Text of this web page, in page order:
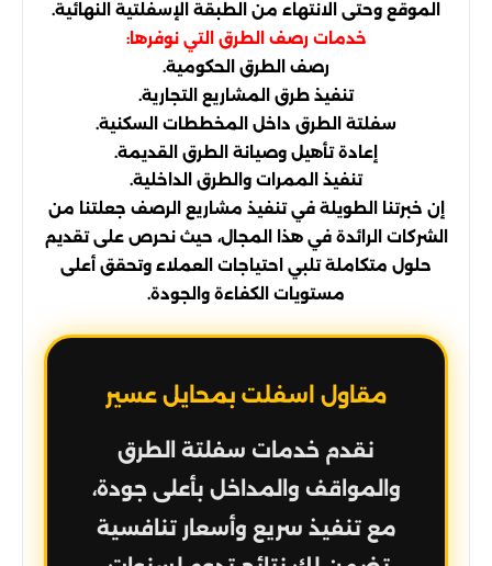
الموقع وحتى الانتهاء من الطبقة الإسفلتية النهائية.
خدمات رصف الطرق التي نوفرها:
رصف الطرق الحكومية.
تنفيذ طرق المشاريع التجارية.
سفلتة الطرق داخل المخططات السكنية.
إعادة تأهيل وصيانة الطرق القديمة.
تنفيذ الممرات والطرق الداخلية.
إن خبرتنا الطويلة في تنفيذ مشاريع الرصف جعلتنا من
الشركات الرائدة في هذا المجال، حيث نحرص على تقديم
حلول متكاملة تلبي احتياجات العملاء وتحقق أعلى
مستويات الكفاءة والجودة.
مقاول اسفلت بمحايل عسير
نقدم خدمات سفلتة الطرق
والمواقف والمداخل بأعلى جودة،
مع تنفيذ سريع وأسعار تنافسية